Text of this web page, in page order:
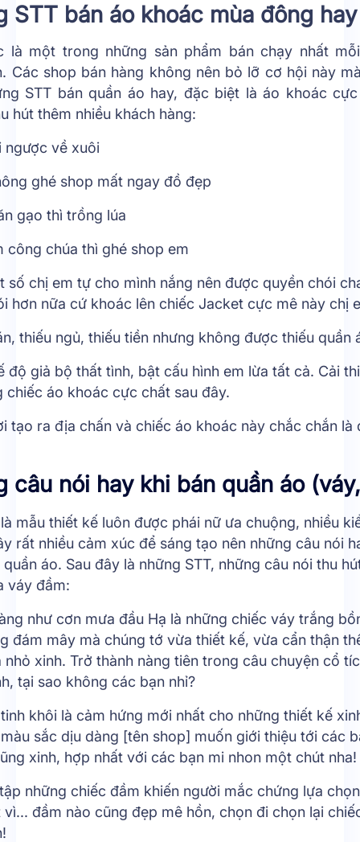
STT bán áo khoác mùa đông hay
là một trong những sản phẩm bán chạy nhất
Các shop bán hàng không nên bỏ lỡ cơ hội này
STT bán quần áo hay, đặc biệt là áo khoác
hút thêm nhiều khách hàng:
ngược về xuôi
ghé shop mất ngay đồ đẹp
gạo thì trồng lúa
công chúa thì ghé shop em
số chị em tự cho mình nắng nên được quyền chói
hơn nữa cứ khoác lên chiếc Jacket cực mê này chị
thiếu ngủ, thiếu tiền nhưng không được thiếu quần
độ giả bộ thất tình, bật cấu hình em lừa tất cả. Cải
chiếc áo khoác cực chất sau đây.
tạo ra địa chấn và chiếc áo khoác này chắc chắn là
câu nói hay khi bán quần áo
mẫu thiết kế luôn được phái nữ ưa chuộng, nhiều
rất nhiều cảm xúc để sáng tạo nên những câu nói
áo. Sau đây là những STT, những câu nói thu
váy đầm:
như cơn mưa đầu Hạ là những chiếc váy trắng
đám mây mà chúng tớ vừa thiết kế, vừa cẩn thận
nhỏ xinh. Trở thành nàng tiên trong câu chuyện cổ
tại sao không các bạn nhỉ?
khôi là cảm hứng mới nhất cho những thiết kế
sắc dịu dàng [tên shop] muốn giới thiệu tới các
xinh, hợp nhất với các bạn mi nhon một chút nha!
những chiếc đầm khiến người mắc chứng lựa
đầm nào cũng đẹp mê hồn, chọn đi chọn lại